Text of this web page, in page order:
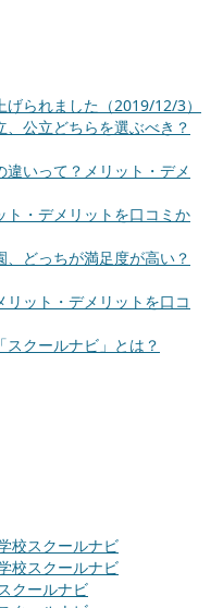
られました（2019/12/3）
公立どちらを選ぶべき？
いって？メリット・デメ
ト・デメリットを口コミか
どっちが満足度が高い？
ット・デメリットを口コ
クールナビ」とは？
校スクールナビ
校スクールナビ
クールナビ